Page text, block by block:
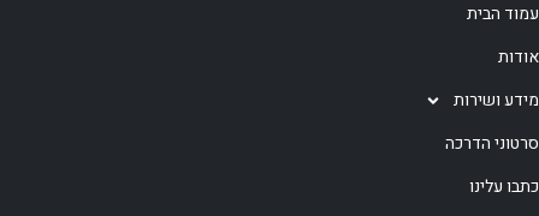
עמוד הבית
אודות
מידע ושירות
סרטוני הדרכה
כתבו עלינו